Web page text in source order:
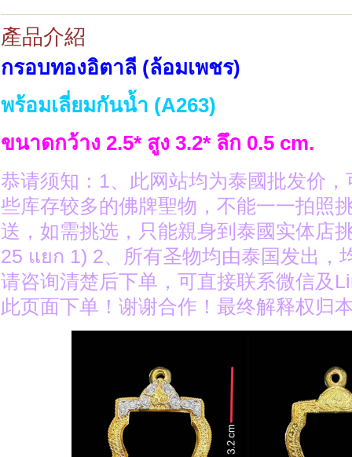
產品介紹
กรอบทองอิตาลี (ล้อมเพชร)
พร้อมเลี่ยมกันน้ำ (A263)
ขนาดกว้าง 2.5* สูง 3.2* ลึก 0.5 cm.
恭请须知：1、此网站均为泰國批发价
些库存较多的佛牌聖物，不能一一拍照
送，如需挑选，只能親身到泰國实体店
25 แยก 1) 2、所有圣物均由泰国发出，
请咨询清楚后下单，可直接联系微信及
此页面下单！谢谢合作！最终解释权归